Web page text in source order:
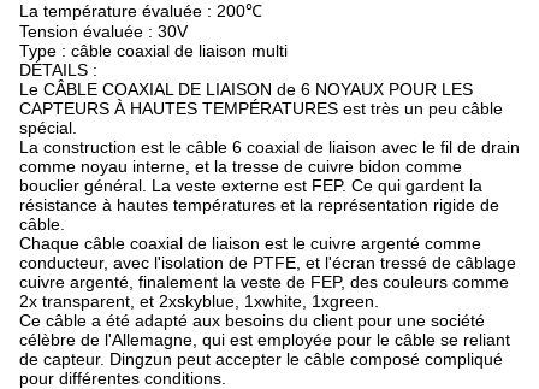
La température évaluée : 200℃
Tension évaluée : 30V
Type : câble coaxial de liaison multi
DÉTAILS :
Le CÂBLE COAXIAL DE LIAISON de 6 NOYAUX POUR LES
CAPTEURS À HAUTES TEMPÉRATURES est très un peu câble
spécial.
La construction est le câble 6 coaxial de liaison avec le fil de drain
comme noyau interne, et la tresse de cuivre bidon comme
bouclier général. La veste externe est FEP. Ce qui gardent la
résistance à hautes températures et la représentation rigide de
câble.
Chaque câble coaxial de liaison est le cuivre argenté comme
conducteur, avec l'isolation de PTFE, et l'écran tressé de câblage
cuivre argenté, finalement la veste de FEP, des couleurs comme
2x transparent, et 2xskyblue, 1xwhite, 1xgreen.
Ce câble a été adapté aux besoins du client pour une société
célèbre de l'Allemagne, qui est employée pour le câble se reliant
de capteur. Dingzun peut accepter le câble composé compliqué
pour différentes conditions.